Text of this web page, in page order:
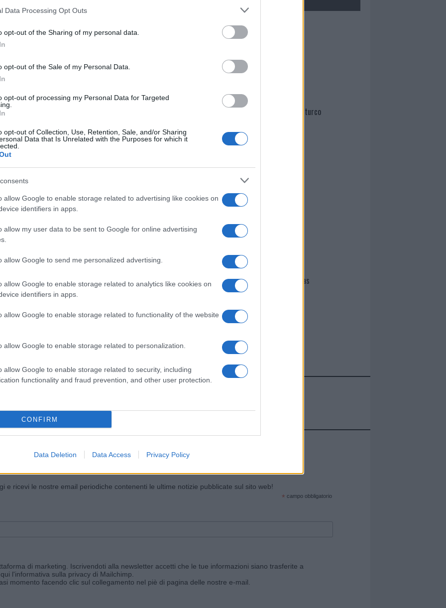
Data Processing Opt Outs
opt-out of the Sharing of my personal data.
opt-out of the Sale of my Personal Data.
opt-out of processing my Personal Data for Targeted
opt-out of Collection, Use, Retention, Sale, and/or Sharing
Data that Is Unrelated with the Purposes for which it
allow Google to enable storage related to advertising like cookies on
identifiers in apps.
allow my user data to be sent to Google for online advertising
allow Google to send me personalized advertising.
allow Google to enable storage related to analytics like cookies on
identifiers in apps.
allow Google to enable storage related to functionality of the website
allow Google to enable storage related to personalization.
allow Google to enable storage related to security, including
functionality and fraud prevention, and other user protection.
CONFIRM
Data Deletion Data Access Privacy Policy
Sarditudine e dal Comune di Palau, rientra
2025”, una rassegna che celebra la
promette di essere un’esperienza
faro, la tranquillità dei pini e l’orizzonte
sonorità esotiche per creare un’atmosfera
da non perdere per gli amanti della
sardo.
cliccando qui
nella sezioneLogindal menù del sito o
Notizie Porto Faro Evento Porto Faro Palau
Mario Malu
Paolo Pinna
Martina Agostina Diturco
I nostri cari
I nostri cari
Giovannimaria Cabras
e ricevi le nostre email periodiche contenenti le ultime notizie pubblicate sul sito web!
* campo obbligatorio
di marketing. Iscrivendoti alla newsletter accetti che le tue informazioni siano trasferite a
l'informativa sulla privacy di Mailchimp
momento facendo clic sul collegamento nel piè di pagina delle nostre e-mail.